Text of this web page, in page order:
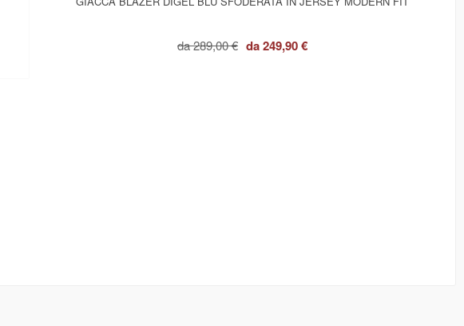
da289,00 € da249,90 €